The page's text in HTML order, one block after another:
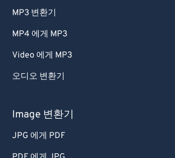
MP3 변환기
MP4 에게 MP3
Video 에게 MP3
오디오 변환기
Image 변환기
JPG 에게 PDF